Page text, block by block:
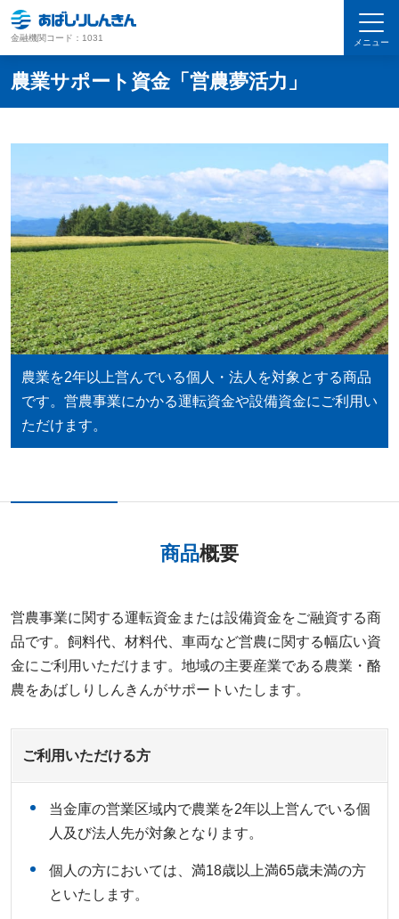
金融機関コード：1031 メニュー
農業サポート資金「営農夢活力」
農業を2年以上営んでいる個人・法人を対象とする商品
です。営農事業にかかる運転資金や設備資金にご利用い
ただけます。
商品概要
営農事業に関する運転資金または設備資金をご融資する商
品です。飼料代、材料代、車両など営農に関する幅広い資
金にご利用いただけます。地域の主要産業である農業・酪
農をあばしりしんきんがサポートいたします。
ご利用いただける方
当金庫の営業区域内で農業を2年以上営んでいる個
人及び法人先が対象となります。
個人の方においては、満18歳以上満65歳未満の方
といたします。